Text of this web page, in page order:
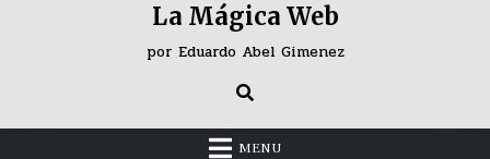
La Mágica Web
por Eduardo Abel Gimenez
MENU